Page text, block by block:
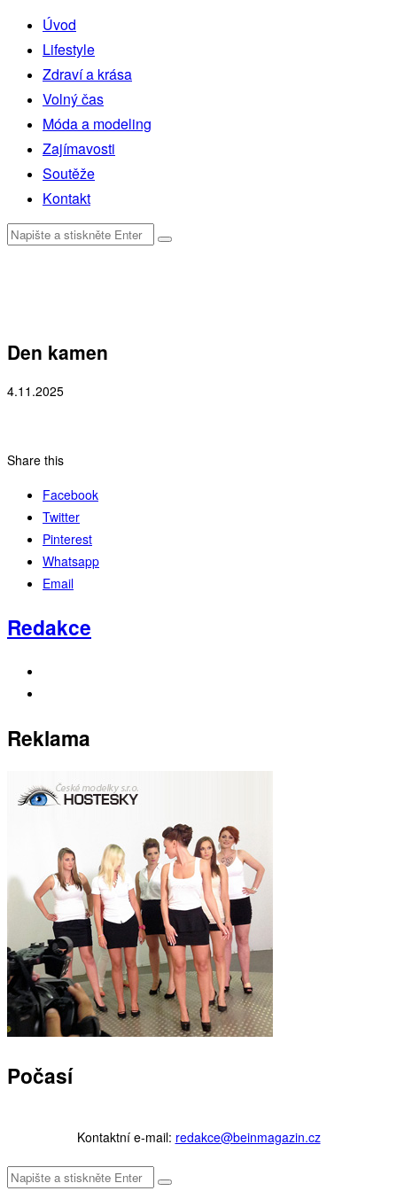
Úvod
Lifestyle
Zdraví a krása
Volný čas
Móda a modeling
Zajímavosti
Soutěže
Kontakt
Den kamen
4.11.2025
Share this
Facebook
Twitter
Pinterest
Whatsapp
Email
Redakce
Reklama
Počasí
Kontaktní e-mail: redakce@beinmagazin.cz